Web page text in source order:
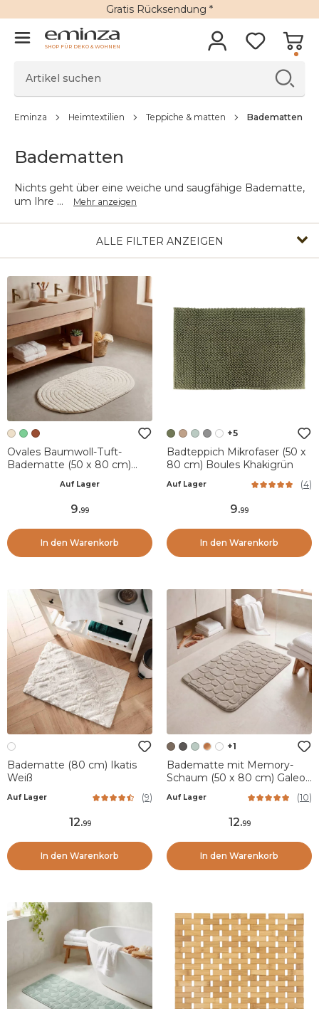
Gratis Rücksendung *
SHOP FÜR DEKO & WOHNEN
Eminza Heimtextilien Teppiche & matten Badematten
Badematten
Nichts geht über eine weiche und saugfähige Badematte,
um Ihre ... Mehr anzeigen
ALLE FILTER ANZEIGEN
Ovales Baumwoll-Tuft-
Badematte (50 x 80 cm)
Auf Lager
9.99
In den Warenkorb
+5
Badteppich Mikrofaser (50 x
80 cm) Boules Khakigrün
Auf Lager (4)
9.99
In den Warenkorb
Badematte (80 cm) Ikatis
Weiß
Auf Lager (9)
12.99
In den Warenkorb
+1
Badematte mit Memory-
Schaum (50 x 80 cm) Galeo
Auf Lager (10)
12.99
In den Warenkorb